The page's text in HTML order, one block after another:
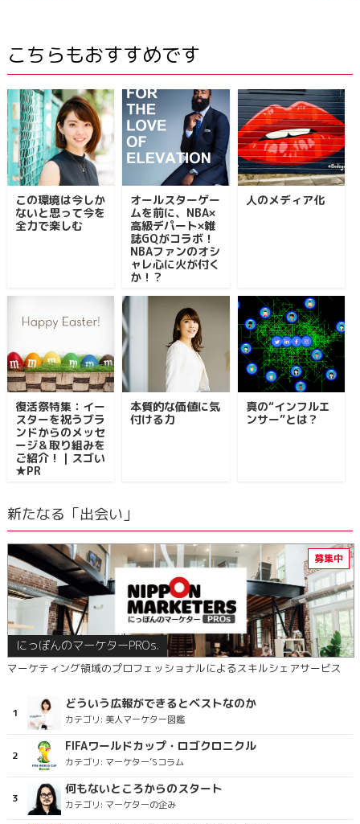
こちらもおすすめです
この環境は今しか
ないと思って今を
全力で楽しむ
オールスターゲー
ムを前に、NBA×
高級デパート×雑
誌GQがコラボ！
NBAファンのオシ
ャレ心に火が付く
か！？
人のメディア化
復活祭特集：イー
スターを祝うブラ
ンドからのメッセ
ージ＆取り組みを
ご紹介！｜スゴい
★PR
本質的な価値に気
付ける力
真の“インフルエ
ンサー”とは？
新たなる「出会い」
にっぽんのマーケターPROs.
マーケティング領域のプロフェッショナルによるスキルシェアサービス
どういう広報ができるとベストなのか
カテゴリ: 美人マーケター図鑑
FIFAワールドカップ・ロゴクロニクル
カテゴリ: マーケター’Sコラム
何もないところからのスタート
カテゴリ: マーケターの企み